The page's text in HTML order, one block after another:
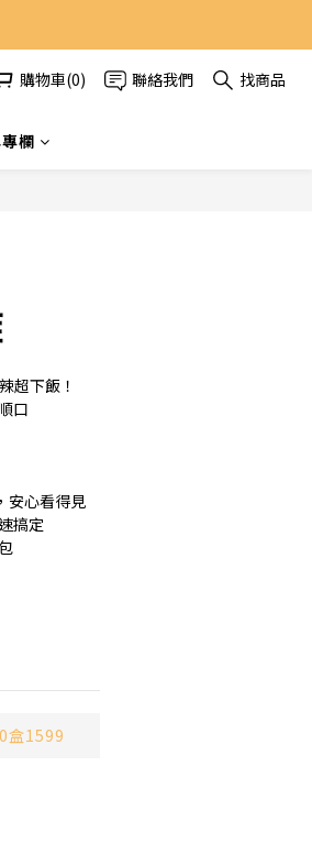
購物車(0) 聯絡我們 找商品
欄
超下飯！
口
安心看得見
搞定
盒1599
立即購買